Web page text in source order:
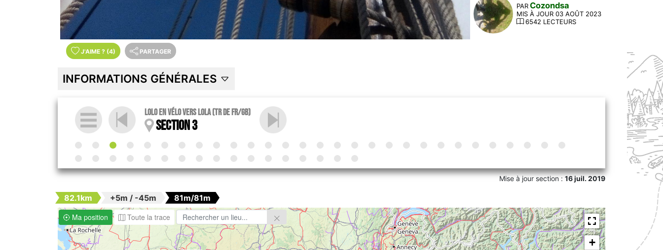
PAR Cozondsa
MIS À JOUR 03 AOÛT 2023
6542 LECTEURS
J'AIME ? (4) PARTAGER
INFORMATIONS GÉNÉRALES
Lolo en vélo vers Lola (Tr de Fr/GB)
Section 3
Mise à jour section :16 juil. 2019
82.1km +5m / -45m
81m/81m
Ma position
Toute la trace
+